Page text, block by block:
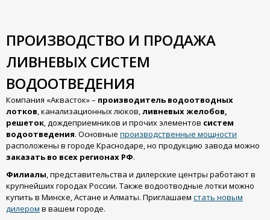
ПРОИЗВОДСТВО И ПРОДАЖА
ЛИВНЕВЫХ СИСТЕМ
ВОДООТВЕДЕНИЯ
Компания «Аквасток» – производитель водоотводных
лотков, канализационных люков,ливневых желобов,
решеток, дождеприемников и прочих элементов систем
водоотведения. Основные производственные мощности
расположены в городе Краснодаре, но продукцию завода можно
заказать во всех регионах РФ.
Филиалы, представительства и дилерские центры работают в
крупнейших городах России. Также водоотводные лотки можно
купить в Минске, Астане и Алматы. Приглашаем стать новым
дилером в вашем городе.